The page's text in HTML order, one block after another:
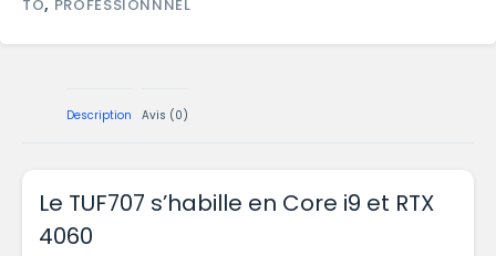
TO, PROFESSIONNNEL
Description Avis (0)
Le TUF707 s’habille en Core i9 et RTX
4060